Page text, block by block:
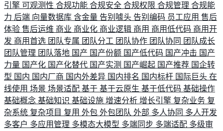
引擎 可观测性 合规功能 合规安全 合规权限 合规管理 合规能
力 后端 向量数据库 含金量 告别噱头 告别编码 员工应用 售后
体验 售后运维 商业 商业化 商业逻辑 商用 商用低代码 商用开
发 商用首选 团队专属 团队分工 团队协作 团队协同 团队成长
团队管理 团队落地 国产 国产份额 国产低代码 国产冲击 国产
力量 国产化 国产化替代 国产实测 国产崛起 国产推荐 国企转
型 国内 国内厂商 国内外差异 国内排名 国内标杆 国际巨头 在
线使用 场景 场景适配 基于 基于云原生 基于低代码 基础操作
基础概念 基础知识 基础设施 增速分析 增长引擎 复杂业务 复
杂系统 复杂项目 复用 外包 外包团队 外部 多人协同 多人开发
多客户 多应用管理 多模态大模型 多端同步 多端适配 多级审